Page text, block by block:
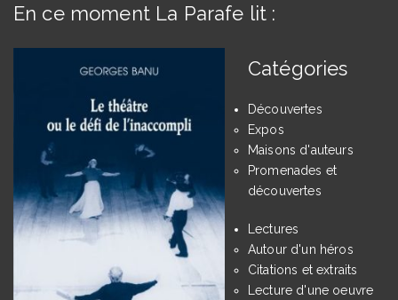
En ce moment La Parafe lit :
Catégories
Découvertes
Expos
Maisons d'auteurs
Promenades et
découvertes
Lectures
Autour d'un héros
Citations et extraits
Lecture d'une oeuvre